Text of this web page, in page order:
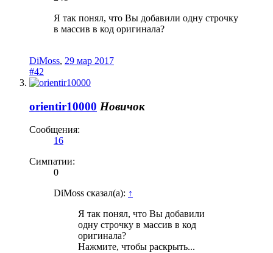
Я так понял, что Вы добавили одну строчку
в массив в код оригинала?
DiMoss, 29 мар 2017
#42
orientir10000 Новичок
Сообщения:
16
Симпатии:
0
DiMoss сказал(а): ↑
Я так понял, что Вы добавили
одну строчку в массив в код
оригинала?
Нажмите, чтобы раскрыть...